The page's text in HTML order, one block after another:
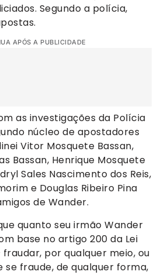
Segundo a polícia,
APÓS A PUBLICIDADE
as investigações da Polícia
núcleo de apostadores
Vitor Mosquete Bassan,
Bassan, Henrique Mosquete
Sales Nascimento dos Reis,
e Douglas Ribeiro Pina
de Wander.
quanto seu irmão Wander
base no artigo 200 da Lei
por qualquer meio, ou
fraude, de qualquer forma,